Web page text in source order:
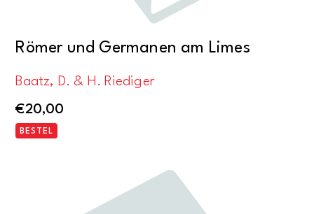
Römer und Germanen am Limes
Baatz, D. & H. Riediger
€20,00
BESTEL